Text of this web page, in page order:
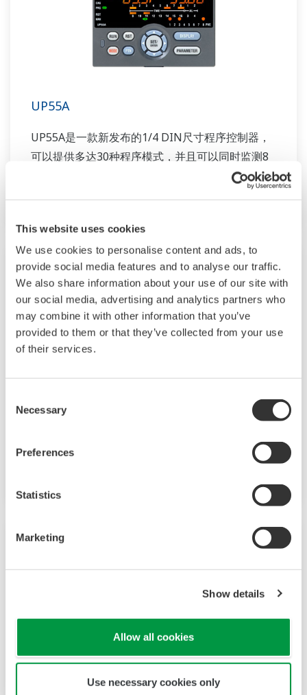
This website uses cookies
We use cookies to personalise content and ads, to
provide social media features and to analyse our traffic.
We also share information about your use of our site with
our social media, advertising and analytics partners who
may combine it with other information that you’ve
provided to them or that they’ve collected from your use
of their services.
Selection
Necessary
Preferences
Statistics
Marketing
Show details
Allow all cookies
Use necessary cookies only
UP55A
UP55A是一款新发布的1/4 DIN尺寸程序控制器，
可以提供多达30种程序模式，并且可以同时监测8
个PV事件、16个时间事件和8个报警。同时，标配
UT32A-D
UT32A-D是一款紧凑型数字指示控制器，带可选的
回路